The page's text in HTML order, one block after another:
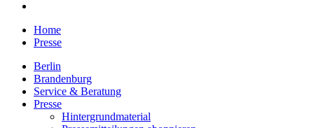
Home
Presse
Berlin
Brandenburg
Service & Beratung
Presse
Hintergrundmaterial